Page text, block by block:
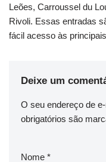
Leões, Carroussel du
Rivoli. Essas entradas
fácil acesso às
Deixe um
O seu endereço de
obrigatórios são
Nome *